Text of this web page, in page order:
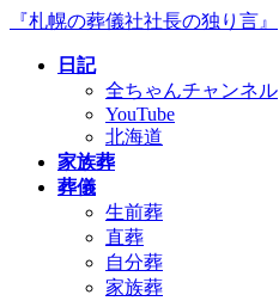
コ
ナ
『札幌の葬儀社社長の独り言』
日記
全ちゃんチャンネル
YouTube
北海道
家族葬
葬儀
生前葬
直葬
自分葬
家族葬